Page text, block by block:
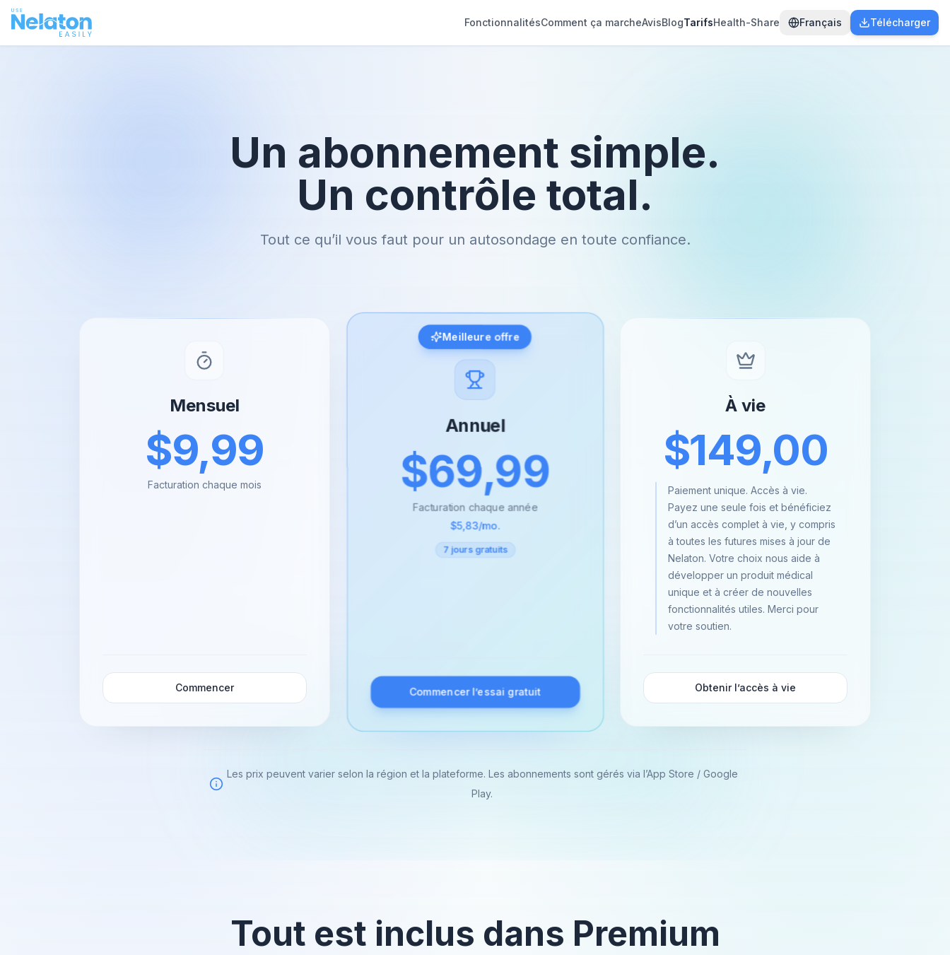
FonctionnalitésComment ça marcheAvisBlogTarifsHealth-Share Français Télécharger
Un abonnement simple.
Un contrôle total.
Tout ce qu’il vous faut pour un autosondage en toute confiance.
Mensuel
$9,99
Facturation chaque mois
Commencer
Meilleure offre
Annuel
$69,99
Facturation chaque année
$5,83/mo.
7 jours gratuits
Commencer l’essai gratuit
À vie
$149,00
Paiement unique. Accès à vie.
Payez une seule fois et bénéficiez
d’un accès complet à vie, y compris
à toutes les futures mises à jour de
Nelaton. Votre choix nous aide à
développer un produit médical
unique et à créer de nouvelles
fonctionnalités utiles. Merci pour
votre soutien.
Obtenir l’accès à vie
Les prix peuvent varier selon la région et la plateforme. Les abonnements sont gérés via l’App Store / Google
Play.
Tout est inclus dans Premium